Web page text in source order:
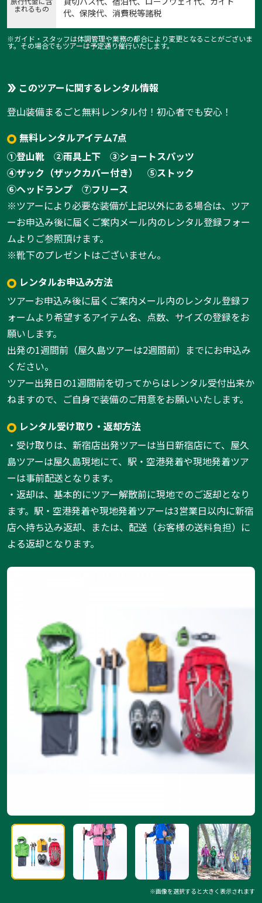
まれるもの
代、保険代、消費税等諸税
※ガイド・スタッフは体調管理や業務の都合により変更となることがございま
す。その場合でもツアーは予定通り催行いたします。
このツアーに関するレンタル情報
登山装備まるごと無料レンタル付！初心者でも安心！
無料レンタルアイテム7点
①登山靴
②雨具上下
③ショートスパッツ
④ザック（ザックカバー付き）
⑤ストック
⑥ヘッドランプ
⑦フリース
※ツアーにより必要な装備が上記以外にある場合は、ツア
ーお申込み後に届くご案内メール内のレンタル登録フォー
ムよりご参照頂けます。
※靴下のプレゼントはございません。
レンタルお申込み方法
ツアーお申込み後に届くご案内メール内のレンタル登録フ
ォームより希望するアイテム名、点数、サイズの登録をお
願いします。
出発の1週間前（屋久島ツアーは2週間前）までにお申込み
ください。
ツアー出発日の1週間前を切ってからはレンタル受付出来か
ねますので、ご自身で装備のご用意をお願いいたします。
レンタル受け取り・返却方法
・受け取りは、新宿店出発ツアーは当日新宿店にて、屋久
島ツアーは屋久島現地にて、駅・空港発着や現地発着ツア
ーは事前配送となります。
・返却は、基本的にツアー解散前に現地でのご返却となり
ます。駅・空港発着や現地発着ツアーは3営業日以内に新宿
店へ持ち込み返却、または、配送（お客様の送料負担）に
よる返却となります。
※画像を選択すると大きく表示されます
1:安達太良山
1